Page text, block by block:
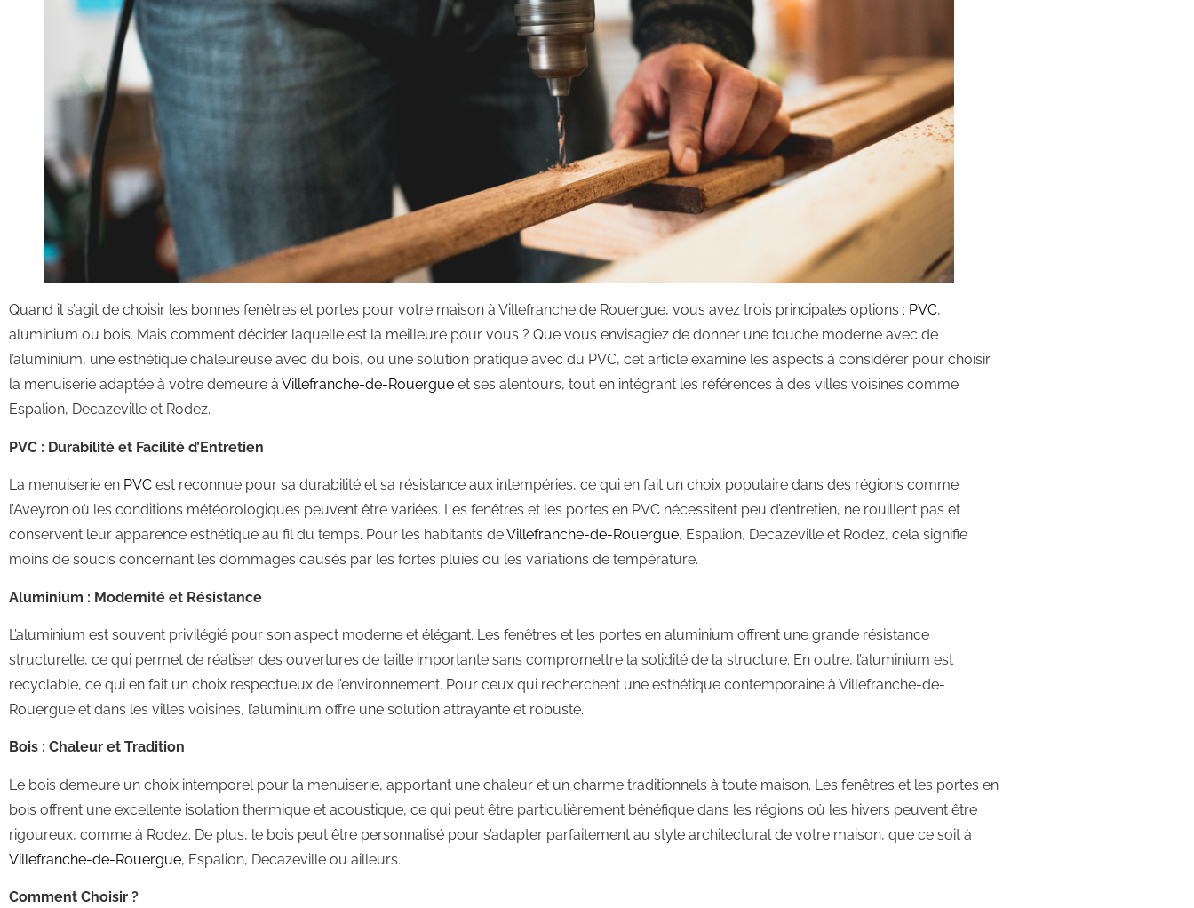
Quand il s’agit de choisir les bonnes fenêtres et portes pour votre maison à Villefranche de Rouergue, vous avez trois principales options : PVC,
aluminium ou bois. Mais comment décider laquelle est la meilleure pour vous ? Que vous envisagiez de donner une touche moderne avec de
l’aluminium, une esthétique chaleureuse avec du bois, ou une solution pratique avec du PVC, cet article examine les aspects à considérer pour choisir
la menuiserie adaptée à votre demeure à Villefranche-de-Rouergue et ses alentours, tout en intégrant les références à des villes voisines comme
Espalion, Decazeville et Rodez.
PVC : Durabilité et Facilité d’Entretien
La menuiserie en PVC est reconnue pour sa durabilité et sa résistance aux intempéries, ce qui en fait un choix populaire dans des régions comme
l’Aveyron où les conditions météorologiques peuvent être variées. Les fenêtres et les portes en PVC nécessitent peu d’entretien, ne rouillent pas et
conservent leur apparence esthétique au fil du temps. Pour les habitants deVillefranche-de-Rouergue, Espalion, Decazeville et Rodez, cela signifie
moins de soucis concernant les dommages causés par les fortes pluies ou les variations de température.
Aluminium : Modernité et Résistance
L’aluminium est souvent privilégié pour son aspect moderne et élégant. Les fenêtres et les portes en aluminium offrent une grande résistance
structurelle, ce qui permet de réaliser des ouvertures de taille importante sans compromettre la solidité de la structure. En outre, l’aluminium est
recyclable, ce qui en fait un choix respectueux de l’environnement. Pour ceux qui recherchent une esthétique contemporaine à Villefranche-de-
Rouergue et dans les villes voisines, l’aluminium offre une solution attrayante et robuste.
Bois : Chaleur et Tradition
Le bois demeure un choix intemporel pour la menuiserie, apportant une chaleur et un charme traditionnels à toute maison. Les fenêtres et les portes en
bois offrent une excellente isolation thermique et acoustique, ce qui peut être particulièrement bénéfique dans les régions où les hivers peuvent être
rigoureux, comme à Rodez. De plus, le bois peut être personnalisé pour s’adapter parfaitement au style architectural de votre maison, que ce soit à
Villefranche-de-Rouergue, Espalion, Decazeville ou ailleurs.
Comment Choisir ?